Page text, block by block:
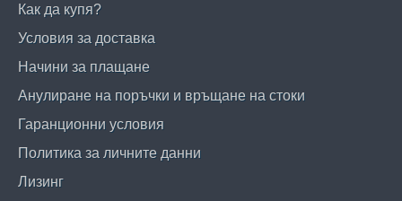
Как да купя?
Условия за доставка
Начини за плащане
Анулиране на поръчки и връщане на стоки
Гаранционни условия
Политика за личните данни
Лизинг